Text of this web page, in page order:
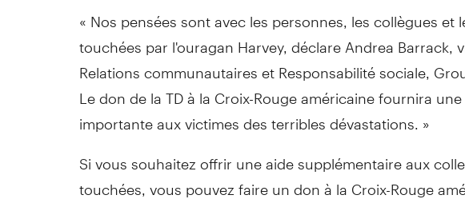
« Nos pensées sont avec les personnes, les collègues et
touchées par l'ouragan Harvey, déclare Andrea Barrack,
Relations communautaires et Responsabilité sociale,
Le don de la TD à la Croix-Rouge américaine fournira
importante aux victimes des terribles dévastations. »
Si vous souhaitez offrir une aide supplémentaire aux
touchées, vous pouvez faire un don à la Croix-Rouge